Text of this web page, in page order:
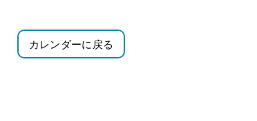
カレンダーに戻る